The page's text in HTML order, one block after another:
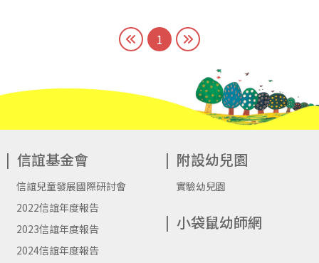
1
信誼基金會
信誼兒童發展國際研討會
2022信誼年度報告
2023信誼年度報告
2024信誼年度報告
附設幼兒園
實驗幼兒園
小袋鼠幼師網